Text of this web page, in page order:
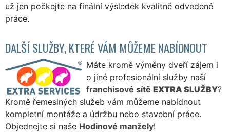
už jen počkejte na finální výsledek kvalitně odvedené
práce.
DALŠÍ SLUŽBY, KTERÉ VÁM MŮŽEME NABÍDNOUT
Máte kromě výměny dveří zájem i
o jiné profesionální služby naší
franchisové sítě EXTRA SLUŽBY?
Kromě řemeslných služeb vám můžeme nabídnout
kompletní montáže a údržbu nebo stavební práce.
Objednejte si naše Hodinové manžely!